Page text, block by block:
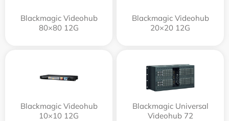
Blackmagic Videohub
80×80 12G
Blackmagic Videohub
20×20 12G
Blackmagic Videohub
10×10 12G
Blackmagic Universal
Videohub 72